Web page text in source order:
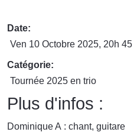
Date:
Ven 10 Octobre 2025, 20h 45
Catégorie:
Tournée 2025 en trio
Plus d'infos :
Dominique A : chant, guitare